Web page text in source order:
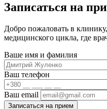
Записаться на
Добро пожаловать в
медицинского цикла, где
Ваше имя и фамилия
Ваш телефон
Ваш email